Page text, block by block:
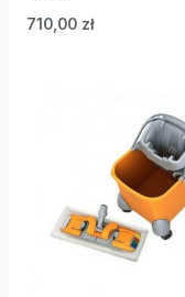
710,00 zł